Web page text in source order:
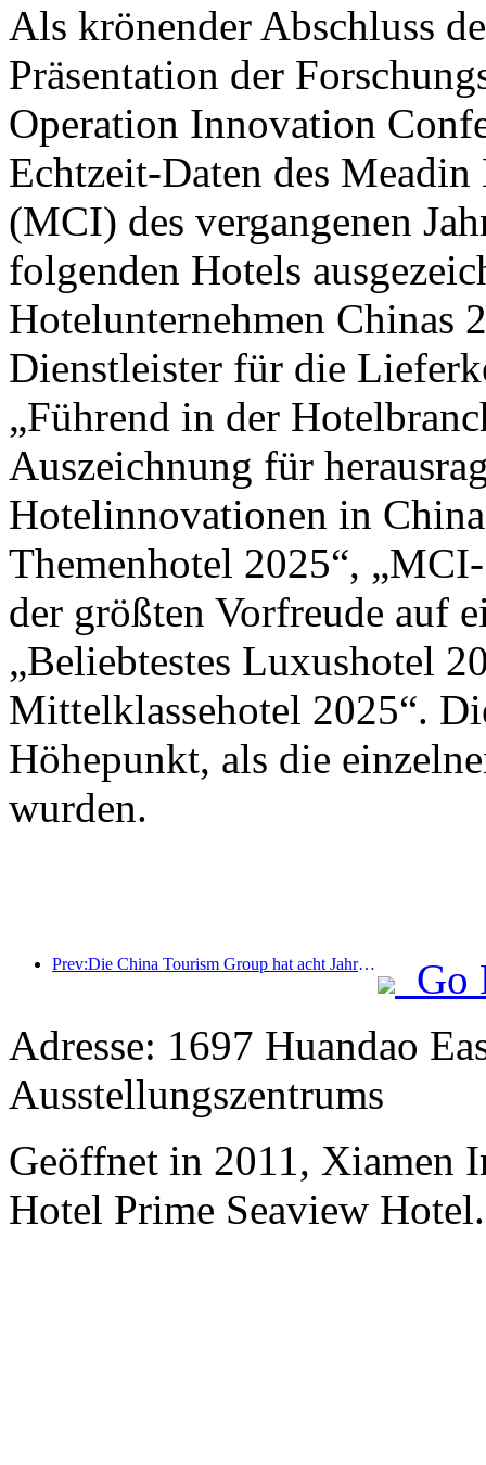
Als krönender Abschluss
Präsentation der
Operation Innovation
Echtzeit-Daten des
(MCI) des vergangenen
folgenden Hotels
Hotelunternehmen Chinas
Dienstleister für die
„Führend in der
Auszeichnung für
Hotelinnovationen in
Themenhotel 2025“,
der größten Vorfreude auf
„Beliebtestes Luxushotel
Mittelklassehotel 2025“.
Höhepunkt, als die
wurden.
Prev:Die China Tourism Group hat acht Jahre in Folge an der China International Import Expo teilgenommen und dabei Verträge im Wert von über einer Milliarde US-Dollar abgeschlossen.
Go
Adresse: 1697 Huandao
Ausstellungszentrums
Geöffnet in 2011, Xiamen
Hotel Prime Seaview Hotel.